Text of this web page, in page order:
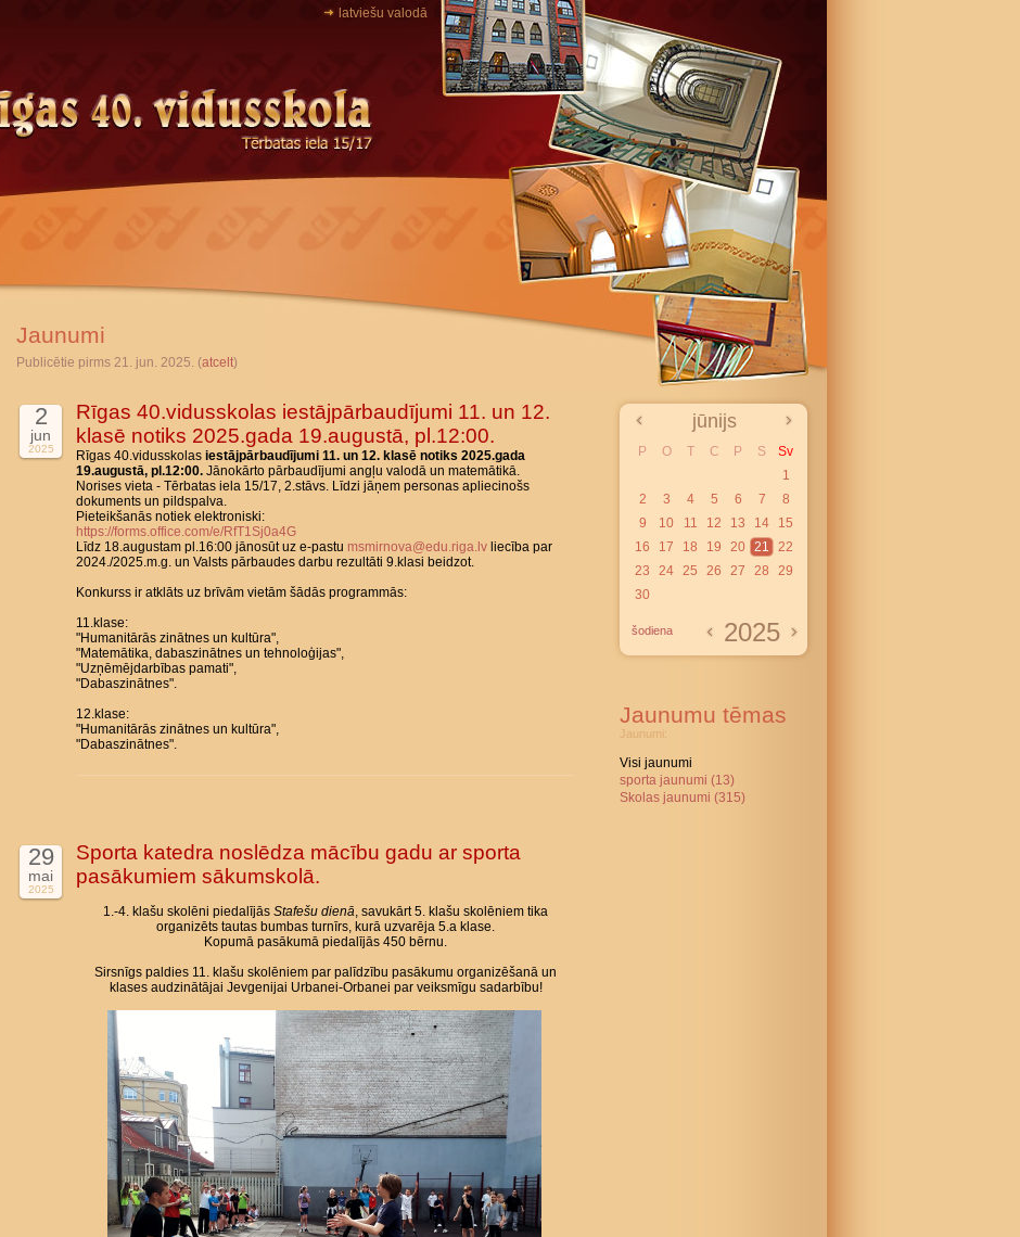
latviešu valodā
Jaunumi
Publicētie pirms 21. jun. 2025. (atcelt)
2
jun
2025
Rīgas 40.vidusskolas iestājpārbaudījumi 11. un 12.
klasē notiks 2025.gada 19.augustā, pl.12:00.
Rīgas 40.vidusskolas iestājpārbaudījumi 11. un 12. klasē notiks 2025.gada
19.augustā, pl.12:00. Jānokārto pārbaudījumi angļu valodā un matemātikā.
Norises vieta - Tērbatas iela 15/17, 2.stāvs. Līdzi jāņem personas apliecinošs
dokuments un pildspalva.
Pieteikšanās notiek elektroniski:
https://forms.office.com/e/RfT1Sj0a4G
Līdz 18.augustam pl.16:00 jānosūt uz e-pastu msmirnova@edu.riga.lv liecība par
2024./2025.m.g. un Valsts pārbaudes darbu rezultāti 9.klasi beidzot.
Konkurss ir atklāts uz brīvām vietām šādās programmās:
11.klase:
"Humanitārās zinātnes un kultūra",
"Matemātika, dabaszinātnes un tehnoloģijas",
"Uzņēmējdarbības pamati",
"Dabaszinātnes".
12.klase:
"Humanitārās zinātnes un kultūra",
"Dabaszinātnes".
29
mai
2025
Sporta katedra noslēdza mācību gadu ar sporta
pasākumiem sākumskolā.
1.-4. klašu skolēni piedalījās Stafešu dienā, savukārt 5. klašu skolēniem tika
organizēts tautas bumbas turnīrs, kurā uzvarēja 5.a klase.
Kopumā pasākumā piedalījās 450 bērnu.
Sirsnīgs paldies 11. klašu skolēniem par palīdzību pasākumu organizēšanā un
klases audzinātājai Jevgenijai Urbanei-Orbanei par veiksmīgu sadarbību!
jūnijs
P O T C P S
Sv
1
2
3 4 5 6 7
8
9
10 11 12 13 14
15
16
17 18 19 20 21
22
23
24 25 26 27 28
29
30
šodiena 2025
Jaunumu tēmas
Jaunumi:
Visi jaunumi
sporta jaunumi (13)
Skolas jaunumi (315)